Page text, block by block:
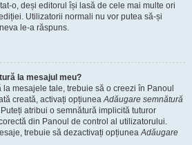
o, deși editorul își lasă de cele mai multe ori
Utilizatorii normali nu vor putea să-și
le-a răspuns.
la mesajul meu?
mesajele tale, trebuie să o creezi în Panoul
creată, activați opțiuneaAdăugare semnătură
atribui o semnătură implicită tuturor
din Panoul de control al utilizatorului.
trebuie să dezactivați opțiuneaAdăugare